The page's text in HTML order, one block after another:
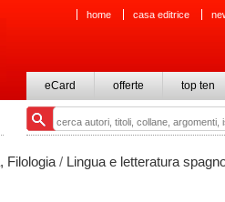
home casa editrice
eCard offerte top ten
Filologia / Lingua e letteratura